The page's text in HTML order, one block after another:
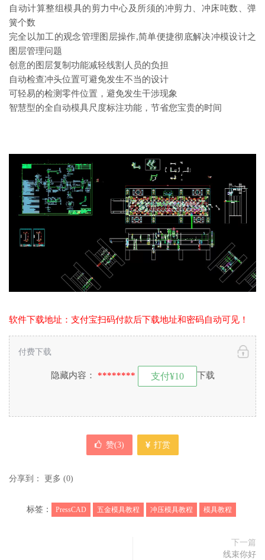
自动计算整组模具的剪力中心及所须的冲剪力、冲床吨数、弹
簧个数
完全以加工的观念管理图层操作,简单便捷彻底解决冲模设计之
图层管理问题
创意的图层复制功能减轻线割人员的负担
自动检查冲头位置可避免发生不当的设计
可轻易的检测零件位置，避免发生干涉现象
智慧型的全自动模具尺度标注功能，节省您宝贵的时间
软件下载地址：支付宝扫码付款后下载地址和密码自动可见！
隐藏内容： ******** 支付¥10 下载
付费下载
赞(3) 打赏
分享到： 更多 (0)
标签： PressCAD 五金模具教程 冲压模具教程 模具教程
下一篇
线束你好